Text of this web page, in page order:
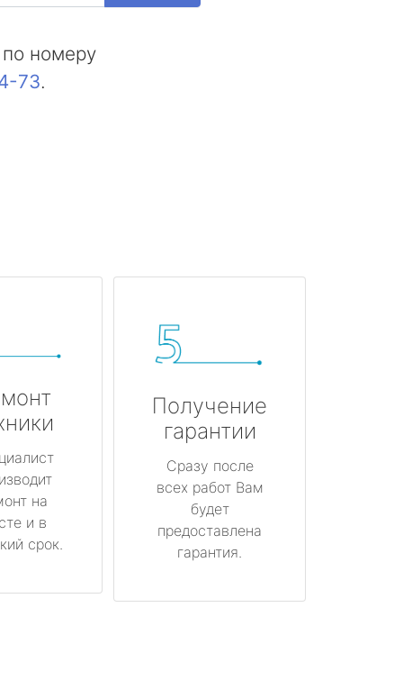
номеру
73.
на
и в
срок.
Получение
гарантии
Сразу после
всех работ Вам
будет
предоставлена
гарантия.